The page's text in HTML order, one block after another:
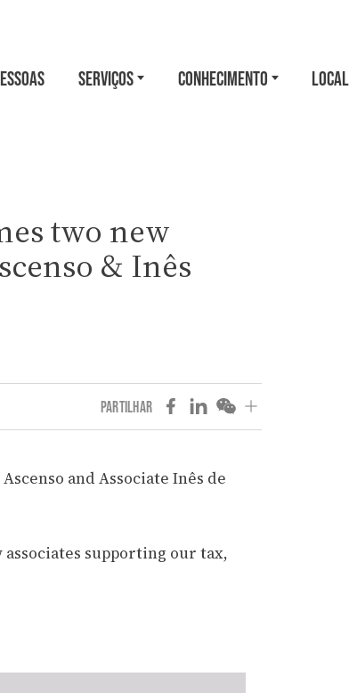
SERVIÇOS CONHECIMENTO
two new
& Inês
PARTILHAR
and Associate Inês de
supporting our tax,